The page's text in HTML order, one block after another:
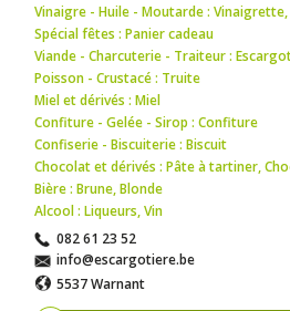
Vinaigre - Huile - Moutarde : Vinaigrette
Spécial fêtes : Panier cadeau
Viande - Charcuterie - Traiteur :
Poisson - Crustacé : Truite
Miel et dérivés : Miel
Confiture - Gelée - Sirop : Confiture
Confiserie - Biscuiterie : Biscuit
Chocolat et dérivés : Pâte à tartiner,
Bière : Brune,Blonde
Alcool : Liqueurs,Vin
082 61 23 52
info@escargotiere.be
5537 Warnant